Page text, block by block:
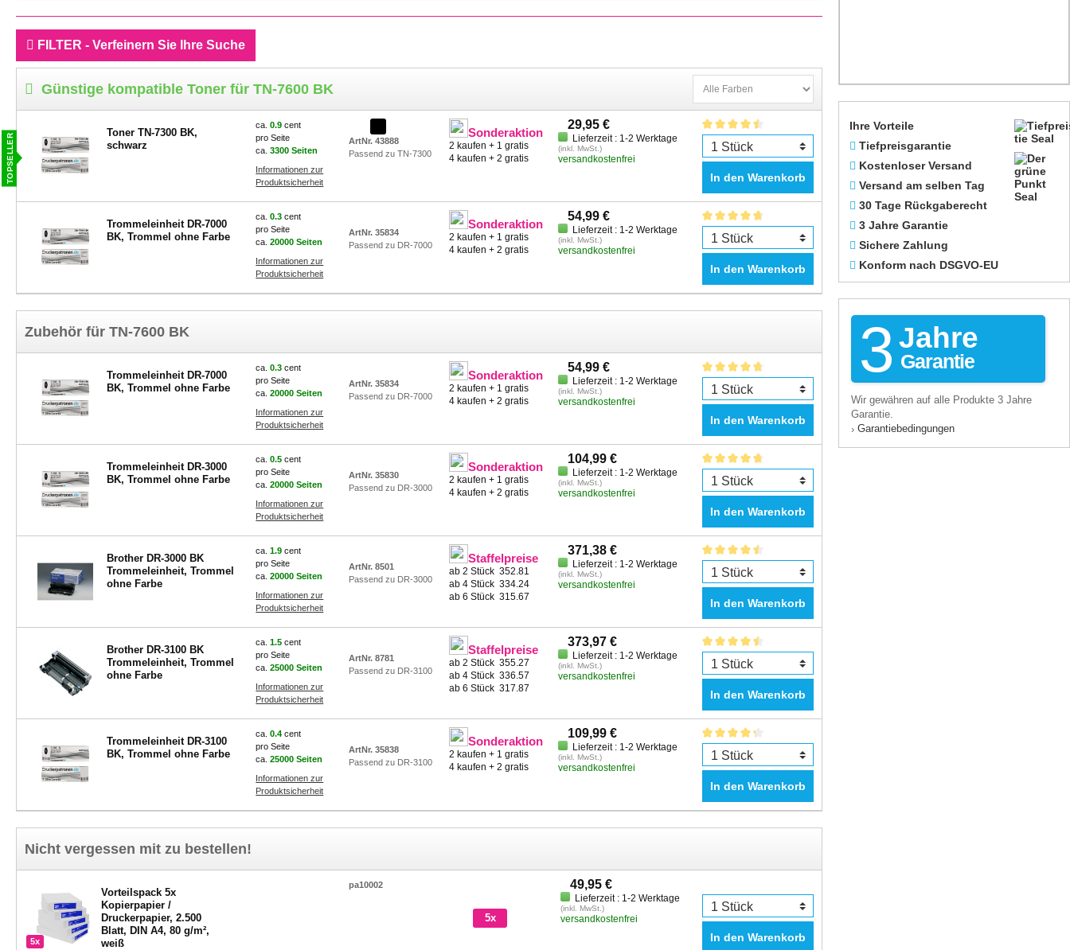
Brother HL-1600 PS
Brother HL-1670 NLT
FILTER - Verfeinern Sie Ihre Suche
Günstige kompatible Toner für TN-7600 BK
Toner TN-7300 BK,
schwarz
ca.0.9cent
pro Seite
ca.3300 Seiten
Informationen zur
Produktsicherheit
ArtNr. 43888
Passend zu TN-7300
Sonderaktion
2 kaufen + 1 gratis
4 kaufen + 2 gratis
29,95 €
Lieferzeit : 1-2 Werktage
(inkl. MwSt.)
versandkostenfrei
In den Warenkorb
Trommeleinheit DR-7000
BK, Trommel ohne Farbe
ca.0.3cent
pro Seite
ca.20000 Seiten
Informationen zur
Produktsicherheit
ArtNr. 35834
Passend zu DR-7000
Sonderaktion
2 kaufen + 1 gratis
4 kaufen + 2 gratis
54,99 €
Lieferzeit : 1-2 Werktage
(inkl. MwSt.)
versandkostenfrei
In den Warenkorb
Zubehör für TN-7600 BK
Trommeleinheit DR-7000
BK, Trommel ohne Farbe
ca.0.3cent
pro Seite
ca.20000 Seiten
Informationen zur
Produktsicherheit
ArtNr. 35834
Passend zu DR-7000
Sonderaktion
2 kaufen + 1 gratis
4 kaufen + 2 gratis
54,99 €
Lieferzeit : 1-2 Werktage
(inkl. MwSt.)
versandkostenfrei
In den Warenkorb
Trommeleinheit DR-3000
BK, Trommel ohne Farbe
ca.0.5cent
pro Seite
ca.20000 Seiten
Informationen zur
Produktsicherheit
ArtNr. 35830
Passend zu DR-3000
Sonderaktion
2 kaufen + 1 gratis
4 kaufen + 2 gratis
104,99 €
Lieferzeit : 1-2 Werktage
(inkl. MwSt.)
versandkostenfrei
In den Warenkorb
Brother DR-3000 BK
Trommeleinheit, Trommel
ohne Farbe
ca.1.9cent
pro Seite
ca.20000 Seiten
Informationen zur
Produktsicherheit
ArtNr. 8501
Passend zu DR-3000
Staffelpreise
ab 2 Stück352.81
ab 4 Stück334.24
ab 6 Stück315.67
371,38 €
Lieferzeit : 1-2 Werktage
(inkl. MwSt.)
versandkostenfrei
In den Warenkorb
Brother DR-3100 BK
Trommeleinheit, Trommel
ohne Farbe
ca.1.5cent
pro Seite
ca.25000 Seiten
Informationen zur
Produktsicherheit
ArtNr. 8781
Passend zu DR-3100
Staffelpreise
ab 2 Stück355.27
ab 4 Stück336.57
ab 6 Stück317.87
373,97 €
Lieferzeit : 1-2 Werktage
(inkl. MwSt.)
versandkostenfrei
In den Warenkorb
Trommeleinheit DR-3100
BK, Trommel ohne Farbe
ca.0.4cent
pro Seite
ca.25000 Seiten
Informationen zur
Produktsicherheit
ArtNr. 35838
Passend zu DR-3100
Sonderaktion
2 kaufen + 1 gratis
4 kaufen + 2 gratis
109,99 €
Lieferzeit : 1-2 Werktage
(inkl. MwSt.)
versandkostenfrei
In den Warenkorb
Nicht vergessen mit zu bestellen!
5x
Vorteilspack 5x
Kopierpapier /
Druckerpapier, 2.500
Blatt, DIN A4, 80 g/m²,
weiß
pa10002
5x
49,95 €
Lieferzeit : 1-2 Werktage
(inkl. MwSt.)
versandkostenfrei
In den Warenkorb
Ihre Vorteile
Tiefpreisgarantie
Kostenloser Versand
Versand am selben Tag
30 Tage Rückgaberecht
3 Jahre Garantie
Sichere Zahlung
Konform nach DSGVO-EU
3 Jahre
Garantie
Wir gewähren auf alle Produkte 3 Jahre
Garantie.
› Garantiebedingungen